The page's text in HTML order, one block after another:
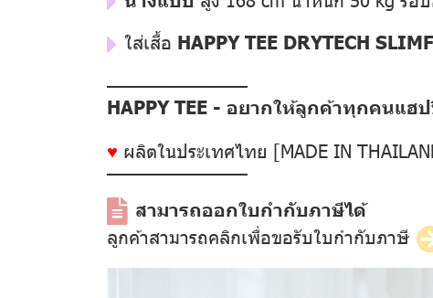
ใส่เสื้อ HAPPY TEE DRYTECH
––––––––––––––
HAPPY TEE - อยากให้ลูกค้าทุกคนแฮ
♥ ผลิตในประเทศไทย [MADE IN
––––––––––––––
สามารถออกใบกำกับภาษีได้
ลูกค้าสามารถคลิกเพื่อขอรับใบกำกับภาษี